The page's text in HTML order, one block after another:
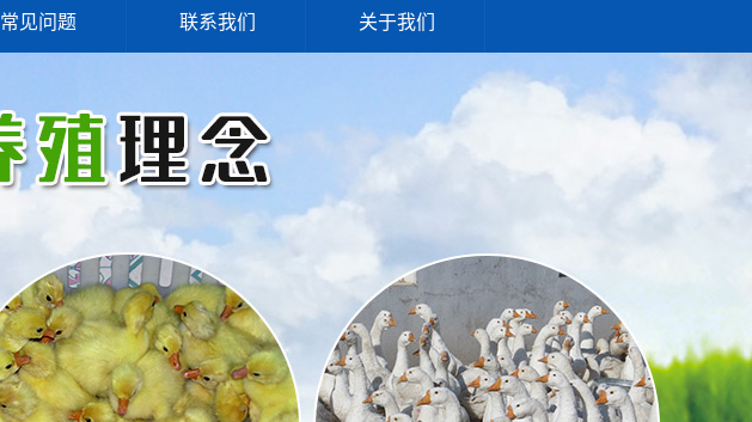
常见问题 联系我们 关于我们